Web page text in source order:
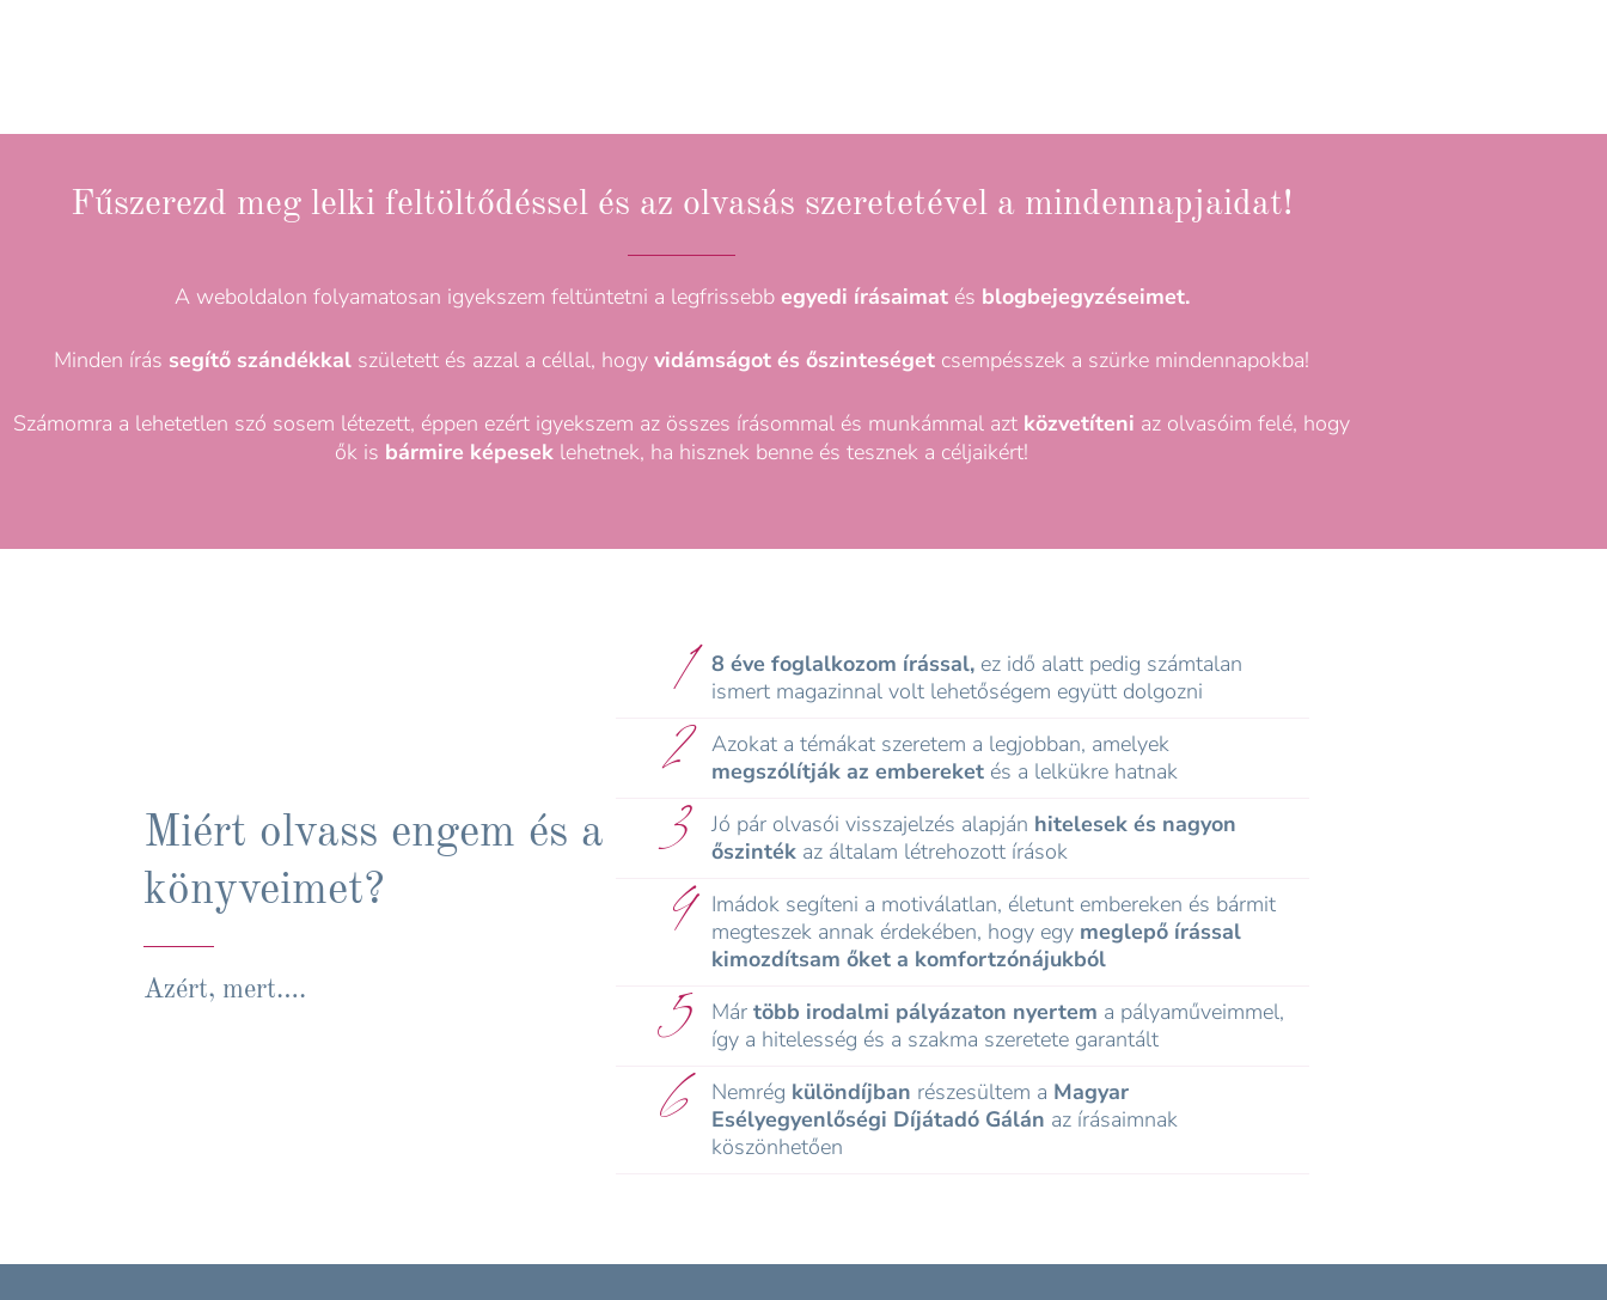
Fűszerezd meg lelki feltöltődéssel és az olvasás szeretetével a mindennapjaidat!
A weboldalon folyamatosan igyekszem feltüntetni a legfrissebb egyedi írásaimatés blogbejegyzéseimet.
Minden írás segítő szándékkal született és azzal a céllal, hogy vidámságot és őszinteséget csempésszek a szürke mindennapokba!
Számomra a lehetetlen szó sosem létezett, éppen ezért igyekszem az összes írásommal és munkámmal azt közvetíteni az olvasóim felé, hogy
ők is bármire képesek lehetnek, ha hisznek benne és tesznek a céljaikért!
Miért olvass engem és a
könyveimet?
Azért, mert….
1 8 éve foglalkozom írással,ez idő alatt pedig számtalan
ismert magazinnal volt lehetőségem együtt dolgozni
2
Azokat a témákat szeretem a legjobban, amelyek
megszólítják az embereketés a lelkükre hatnak
3 Jó pár olvasói visszajelzés alapján hitelesek és nagyon
őszintékaz általam létrehozott írások
4
Imádok segíteni a motiválatlan, életunt embereken és bármit
megteszek annak érdekében, hogy egy meglepő írással
kimozdítsam őket a komfortzónájukból
5 Már több irodalmi pályázaton nyertem a pályaműveimmel,
így a hitelesség és a szakma szeretete garantált
6 Nemrég különdíjban részesültem a Magyar
Esélyegyenlőségi Díjátadó Gálán az írásaimnak
köszönhetően